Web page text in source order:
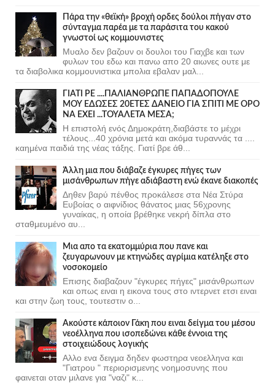
Πάρα την «θεϊκή» βροχή ορδες δούλοι πήγαν στο
σύνταγμα παρέα με τα παράσιτα του κακού
γνωστοί ως κομμουνιστες
Μυαλο δεν βαζουν οι δουλοι του Γιαχβε και των
φυλων του εδω και πανω απο 20 αιωνες ουτε με
τα διαβολικα κομμουνιστικα μπολια εβαλαν μαλ...
ΓΙΑΤΙ ΡΕ ....ΠΑΛΙΑΝΘΡΩΠΕ ΠΑΠΑΔΟΠΟΥΛΕ
ΜΟΥ ΕΔΩΣΕΣ 20ΕΤΕΣ ΔΑΝΕΙΟ ΓΙΑ ΣΠΙΤΙ ΜΕ ΟΡΟ
ΝΑ ΕΧΕΙ ...ΤΟΥΑΛΕΤΑ ΜΕΣΑ;
Η επιστολή ενός Δημοκράτη,διαβάστε το μέχρι
τέλους...40 χρόνια μετά και ακόμα τυραννάς τα ....
καημένα παιδιά της νέας τάξης. Γιατί βρε άθ...
Άλλη μια που διάβαζε έγκυρες πήγες των
μισάνθρωπων πήγε αδιάβαστη ενώ έκανε διακοπές
Δηθεν βαρύ πένθος προκάλεσε στα Νέα Στύρα
Ευβοίας ο αιφνίδιος θάνατος μιας 56χρονης
γυναίκας, η οποία βρέθηκε νεκρή δίπλα στο
σταθμευμένο αυ...
Μια απο τα εκατομμύρια που πανε και
ζευγαρωνουν με κτηνώδες αγρίμια κατέληξε στο
νοσοκομείο
Επισης διαβαζουν "έγκυρες πήγες" μισάνθρωπων
και οπως ειναι η εικονα τους στο ιντερνετ ετσι ειναι
και στην ζωη τους, τουτεστιν ο...
Ακούστε κάποιον Γάκη που ειναι δείγμα του μέσου
νεοέλληνα που ισοπεδώνει κάθε έννοια της
στοιχειώδους λογικής
Αλλο ενα δειγμα δηδεν φωστηρα νεοελληνα και
"Γιατρου " περιορισμενης νοημοσυνης που
φαινεται οταν μιλανε για "ναζι" κ...